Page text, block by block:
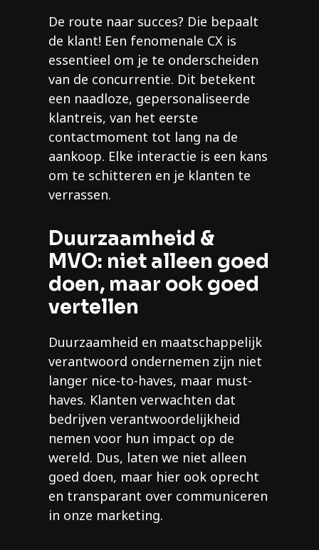
De route naar succes? Die bepaalt
de klant! Een fenomenale CX is
essentieel om je te onderscheiden
van de concurrentie. Dit betekent
een naadloze, gepersonaliseerde
klantreis, van het eerste
contactmoment tot lang na de
aankoop. Elke interactie is een kans
om te schitteren en je klanten te
verrassen.
Duurzaamheid &
MVO: niet alleen goed
doen, maar ook goed
vertellen
Duurzaamheid en maatschappelijk
verantwoord ondernemen zijn niet
langer nice-to-haves, maar must-
haves. Klanten verwachten dat
bedrijven verantwoordelijkheid
nemen voor hun impact op de
wereld. Dus, laten we niet alleen
goed doen, maar hier ook oprecht
en transparant over communiceren
in onze marketing.